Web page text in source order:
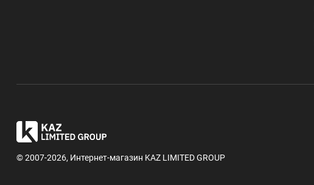
© 2007-2026, Интернет-магазин KAZ LIMITED GROUP